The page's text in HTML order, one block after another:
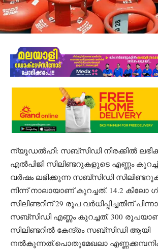
ന്യൂഡല്‍ഹി: സബ്‌സിഡി നിരക്കിൽ
എൽപിജി സിലിണ്ടറുകളുടെ എണ്ണം കുറച്ച്
വര്‍ഷം ലഭിക്കുന്ന സബ്സിഡി
നിന്ന് നാലായാണ് കുറച്ചത്. 14.2 കിലോ
സിലിണ്ടറിന് 29 രൂപ വര്‍ധിപ്പിച്ചതിന്
സബ്‌സിഡി എണ്ണം കുറച്ചത്. 300
സിലിണ്ടറില്‍ കേന്ദ്രം സബ്സിഡി ആയി
നല്‍കുന്നത്.പൊതുമേഖലാ